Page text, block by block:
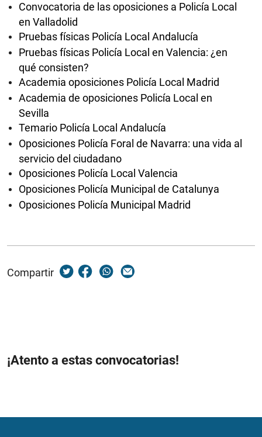
Convocatoria de las oposiciones a Policía Local
en Valladolid
Pruebas físicas Policía Local Andalucía
Pruebas físicas Policía Local en Valencia: ¿en
qué consisten?
Academia oposiciones Policía Local Madrid
Academia de oposiciones Policía Local en
Sevilla
Temario Policía Local Andalucía
Oposiciones Policía Foral de Navarra: una vida al
servicio del ciudadano
Oposiciones Policía Local Valencia
Oposiciones Policía Municipal de Catalunya
Oposiciones Policía Municipal Madrid
Compartir
¡Atento a estas convocatorias!